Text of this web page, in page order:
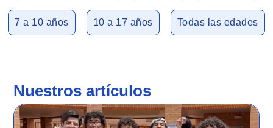
7 a 10 años 10 a 17 años Todas las edades
Nuestros artículos